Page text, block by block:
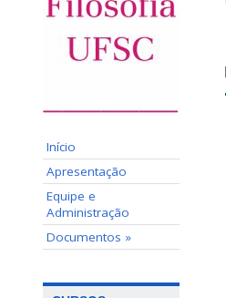
Início
Apresentação
Equipe e
Administração
Documentos »